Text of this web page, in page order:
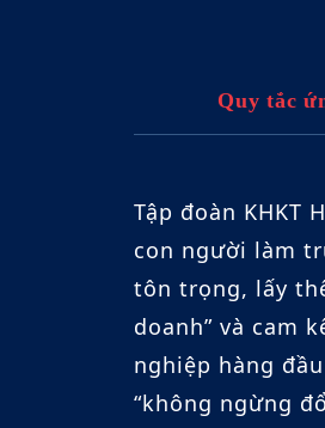
Quy tắc
Tập đoàn KHKT
con người làm
tôn trọng, lấy
doanh” và cam
nghiệp hàng
“không ngừng